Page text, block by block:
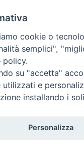
pubblici all'editoria.
presso il Tribunale di
cookie o
semplici",
policy.
su "accetta"
utilizzati e
installando i
Personalizza